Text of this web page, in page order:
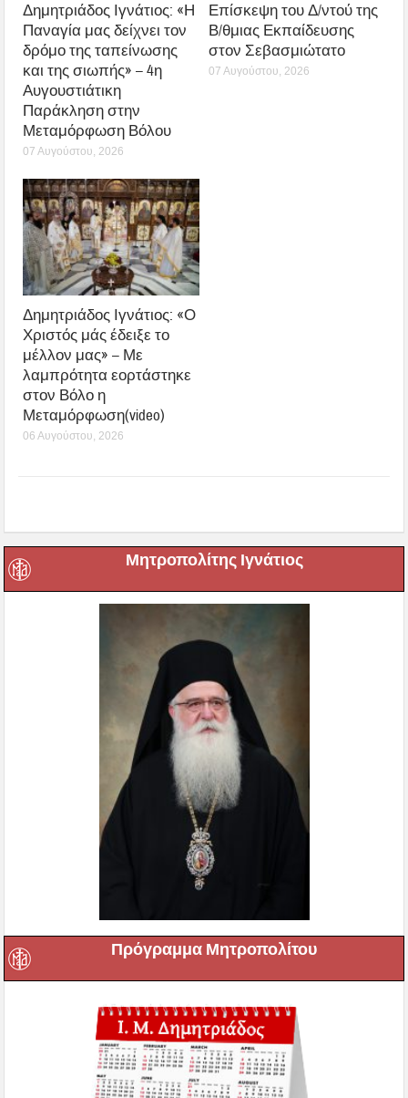
Δημητριάδος Ιγνάτιος: «Η
Παναγία μας δείχνει τον
δρόμο της ταπείνωσης
και της σιωπής» – 4η
Αυγουστιάτικη
Παράκληση στην
Μεταμόρφωση Βόλου
07 Αυγούστου, 2026
Επίσκεψη του Δ/ντού της
Β/θμιας Εκπαίδευσης
στον Σεβασμιώτατο
07 Αυγούστου, 2026
Δημητριάδος Ιγνάτιος: «Ο
Χριστός μάς έδειξε το
μέλλον μας» – Με
λαμπρότητα εορτάστηκε
στον Βόλο η
Μεταμόρφωση(video)
06 Αυγούστου, 2026
Μητροπολίτης Ιγνάτιος
Πρόγραμμα Μητροπολίτου